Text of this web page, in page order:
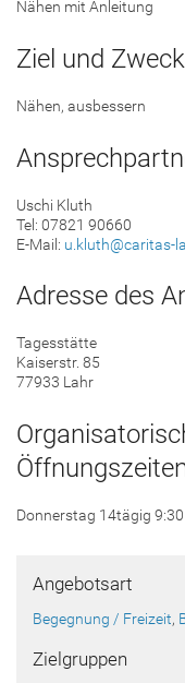
Nähen mit Anleitung
Ziel und Zweck
Nähen, ausbessern
Uschi Kluth
Tel: 07821 90660
E-Mail: u.kluth@caritas-
Adresse des
Tagesstätte
Kaiserstr. 85
77933 Lahr
Donnerstag 14tägig
Angebotsart
Begegnung / Freizeit,
Zielgruppen